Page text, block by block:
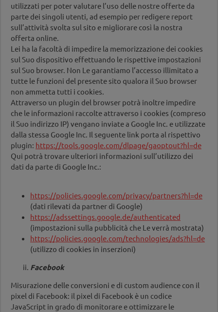
utilizzati per poter valutare l’uso delle nostre offerte da
parte dei singoli utenti, ad esempio per redigere report
sull’attività svolta sul sito e migliorare così la nostra
offerta online.
Lei ha la facoltà di impedire la memorizzazione dei cookies
sul Suo dispositivo effettuando le rispettive impostazioni
sul Suo browser. Non Le garantiamo l’accesso illimitato a
tutte le funzioni del presente sito qualora il Suo browser
non ammetta tutti i cookies.
Attraverso un plugin del browser potrà inoltre impedire
che le informazioni raccolte attraverso i cookies (compreso
il Suo indirizzo IP) vengano inviate a Google Inc. e utilizzate
dalla stessa Google Inc. Il seguente link porta al rispettivo
plugin: https://tools.google.com/dlpage/gaoptout?hl=de
Qui potrà trovare ulteriori informazioni sull’utilizzo dei
dati da parte di Google Inc.:
https://policies.google.com/privacy/partners?hl=de
(dati rilevati da partner di Google)
https://adssettings.google.de/authenticated
(impostazioni sulla pubblicità che Le verrà mostrata)
https://policies.google.com/technologies/ads?hl=de
(utilizzo di cookies in inserzioni)
Facebook
Misurazione delle conversioni e di custom audience con il
pixel di Facebook: il pixel di Facebook è un codice
JavaScript in grado di monitorare e ottimizzare le